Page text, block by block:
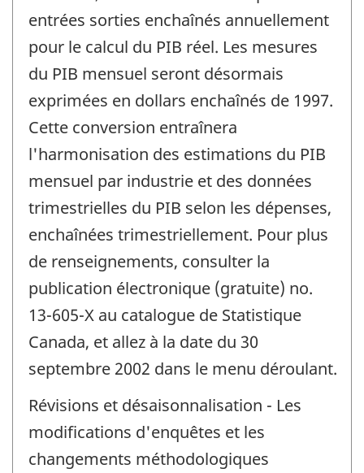
entrées sorties enchaînés annuellement
pour le calcul du PIB réel. Les mesures
du PIB mensuel seront désormais
exprimées en dollars enchaînés de 1997.
Cette conversion entraînera
l'harmonisation des estimations du PIB
mensuel par industrie et des données
trimestrielles du PIB selon les dépenses,
enchaînées trimestriellement. Pour plus
de renseignements, consulter la
publication électronique (gratuite) no.
13-605-X au catalogue de Statistique
Canada, et allez à la date du 30
septembre 2002 dans le menu déroulant.
Révisions et désaisonnalisation - Les
modifications d'enquêtes et les
changements méthodologiques